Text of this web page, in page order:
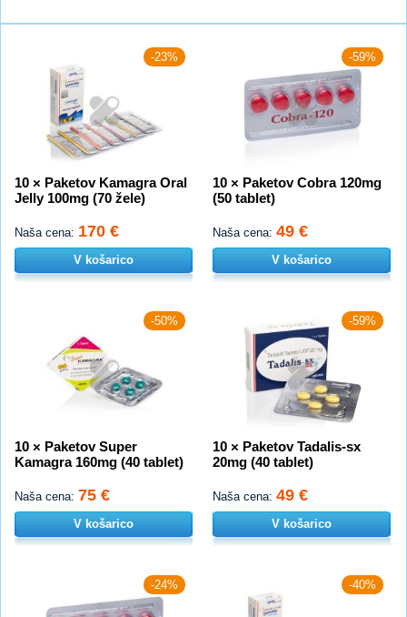
-23%
10 × Paketov Kamagra Oral
Jelly 100mg (70 žele)
Naša cena: 170 €
V košarico
-59%
10 × Paketov Cobra 120mg
(50 tablet)
Naša cena: 49 €
V košarico
-50%
10 × Paketov Super
Kamagra 160mg (40 tablet)
Naša cena: 75 €
V košarico
-59%
10 × Paketov Tadalis-sx
20mg (40 tablet)
Naša cena: 49 €
V košarico
-24% -40%